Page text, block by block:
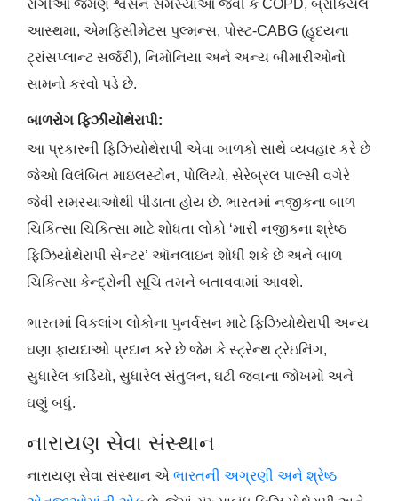
રોગીઓ જેમણે શ્વસન સમસ્યાઓ જેવી કે COPD, બ્રોંકિયલ
આસ્થમા, એમફિસીમેટસ પુલ્મન્સ, પોસ્ટ-CABG (હૃદયના
ટ્રાંસપ્લાન્ટ સર્જરી), નિમોનિયા અને અન્ય બીમારીઓનો
સામનો કરવો પડે છે.
બાળરોગ ફિઝીયોથેરાપી:
આ પ્રકારની ફિઝિયોથેરાપી એવા બાળકો સાથે વ્યવહાર કરે છે
જેઓ વિલંબિત માઇલસ્ટોન, પોલિયો, સેરેબ્રલ પાલ્સી વગેરે
જેવી સમસ્યાઓથી પીડાતા હોય છે. ભારતમાં નજીકના બાળ
ચિકિત્સા ચિકિત્સા માટે શોધતા લોકો ‘મારી નજીકના શ્રેષ્ઠ
ફિઝિયોથેરાપી સેન્ટર’ ઑનલાઇન શોધી શકે છે અને બાળ
ચિકિત્સા કેન્દ્રોની સૂચિ તમને બતાવવામાં આવશે.
ભારતમાં વિકલાંગ લોકોના પુનર્વસન માટે ફિઝિયોથેરાપી અન્ય
ઘણા ફાયદાઓ પ્રદાન કરે છે જેમ કે સ્ટ્રેન્થ ટ્રેઇનિંગ,
સુધારેલ કાર્ડિયો, સુધારેલ સંતુલન, ઘટી જવાના જોખમો અને
ઘણું બધું.
નારાયણ સેવા સંસ્થાન
નારાયણ સેવા સંસ્થાન એ ભારતની અગ્રણી અને શ્રેષ્ઠ